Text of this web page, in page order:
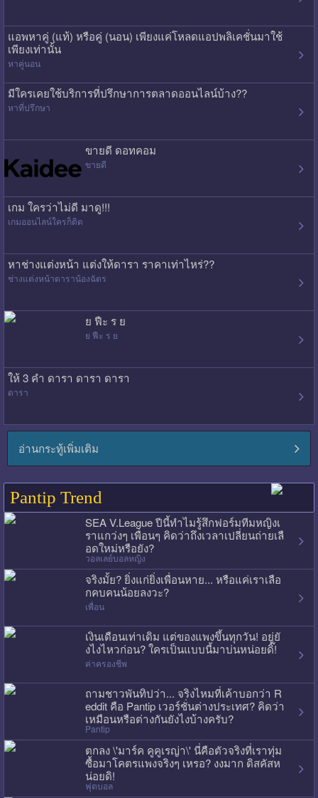
แอพหาคู่ (แท้) หรือคู่ (นอน) เพียงแค่โหลดแอปพลิเคชั่นมาใช้
เพียงเท่านั้น
หาคู่นอน
มีใครเคยใช้บริการที่ปรึกษาการตลาดออนไลน์บ้าง??
หาที่ปรึกษา
ขายดี ดอทคอม
ขายดี
เกม ใครว่าไม่ดี มาดู!!!
เกมออนไลน์ใครก็ติด
หาช่างแต่งหน้า แต่งให้ดารา ราคาเท่าไหร่??
ช่างแต่งหน้าดาราน้องฉัตร
ย ฟืะ ร ย
ย ฟืะ ร ย
ให้ 3 คำ ดารา ดารา ดารา
ดารา
อ่านกระทู้เพิ่มเติม
Pantip Trend
SEA V.League ปีนี้ทำไมรู้สึกฟอร์มทีมหญิงเ
ราแกว่งๆ เพื่อนๆ คิดว่าถึงเวลาเปลี่ยนถ่ายเลื
อดใหม่หรือยัง?
วอลเลย์บอลหญิง
จริงมั้ย? ยิ่งแก่ยิ่งเพื่อนหาย... หรือแค่เราเลือ
กคบคนน้อยลงวะ?
เพื่อน
เงินเดือนเท่าเดิม แต่ของแพงขึ้นทุกวัน! อยู่ยั
งไงไหวก่อน? ใครเป็นแบบนี้มาบ่นหน่อยดิ๊!
ค่าครองชีพ
ถามชาวพันทิปว่า... จริงไหมที่เค้าบอกว่า R
eddit คือ Pantip เวอร์ชั่นต่างประเทศ? คิดว่า
เหมือนหรือต่างกันยังไงบ้างครับ?
Pantip
ตกลง \'มาร์ค คูคูเรญ่า\' นี่คือตัวจริงที่เราทุ่ม
ซื้อมาโคตรแพงจริงๆ เหรอ? งงมาก ดิสคัสห
น่อยดิ!
ฟุตบอล